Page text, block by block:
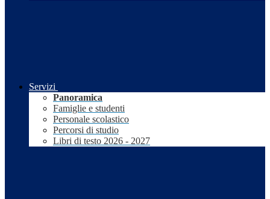
Servizi
Panoramica
Famiglie e studenti
Personale scolastico
Percorsi di studio
Libri di testo 2026 - 2027